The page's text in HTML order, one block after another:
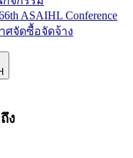
ASAIHL Conference
ศจัดซื้อจัดจ้าง
ง